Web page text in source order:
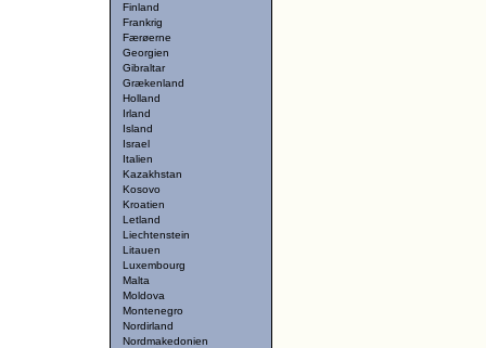
Finland
Frankrig
Færøerne
Georgien
Gibraltar
Grækenland
Holland
Irland
Island
Israel
Italien
Kazakhstan
Kosovo
Kroatien
Letland
Liechtenstein
Litauen
Luxembourg
Malta
Moldova
Montenegro
Nordirland
Nordmakedonien